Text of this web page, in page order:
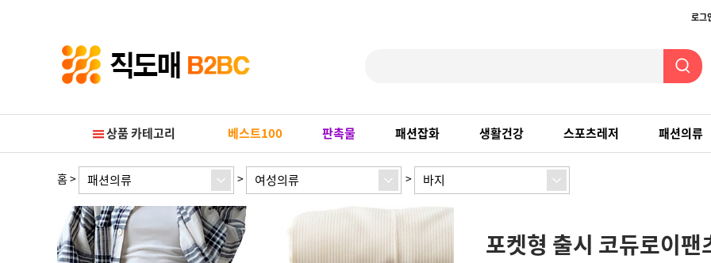
로그
PrevNext
상품 카테고리 베스트100 판촉물 패션잡화 생활건강 스포츠레저 패션의류
홈 > 패션의류 > 여성의류 > 바지
포켓형 출시 코듀로이